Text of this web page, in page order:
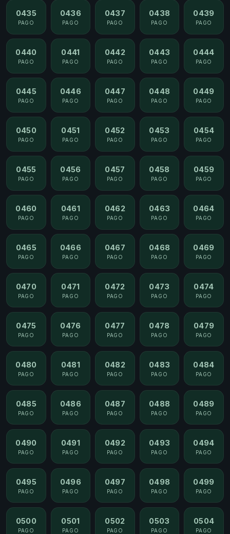
0435
PAGO
0436
PAGO
0437
PAGO
0438
PAGO
0439
PAGO
0440
PAGO
0441
PAGO
0442
PAGO
0443
PAGO
0444
PAGO
0445
PAGO
0446
PAGO
0447
PAGO
0448
PAGO
0449
PAGO
0450
PAGO
0451
PAGO
0452
PAGO
0453
PAGO
0454
PAGO
0455
PAGO
0456
PAGO
0457
PAGO
0458
PAGO
0459
PAGO
0460
PAGO
0461
PAGO
0462
PAGO
0463
PAGO
0464
PAGO
0465
PAGO
0466
PAGO
0467
PAGO
0468
PAGO
0469
PAGO
0470
PAGO
0471
PAGO
0472
PAGO
0473
PAGO
0474
PAGO
0475
PAGO
0476
PAGO
0477
PAGO
0478
PAGO
0479
PAGO
0480
PAGO
0481
PAGO
0482
PAGO
0483
PAGO
0484
PAGO
0485
PAGO
0486
PAGO
0487
PAGO
0488
PAGO
0489
PAGO
0490
PAGO
0491
PAGO
0492
PAGO
0493
PAGO
0494
PAGO
0495
PAGO
0496
PAGO
0497
PAGO
0498
PAGO
0499
PAGO
0500
PAGO
0501
PAGO
0502
PAGO
0503
PAGO
0504
PAGO